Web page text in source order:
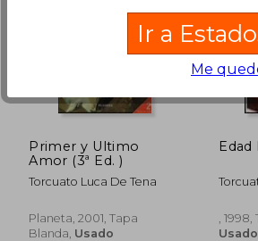
Primer y Ultimo
Amor (3ª Ed. )
Torcuato Luca De Tena
Planeta, 2001, Tapa
Blanda, Usado
,
Usado
Ir a
Me